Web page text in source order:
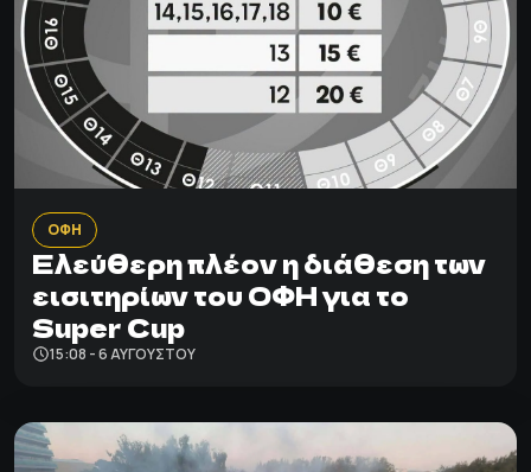
ΟΦΗ
Ελεύθερη πλέον η διάθεση των
εισιτηρίων του ΟΦΗ για το
Super Cup
15:08 - 6 ΑΥΓΟΎΣΤΟΥ